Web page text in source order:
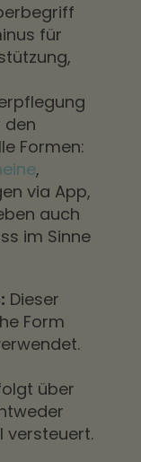
für
den
Formen:
,
via App,
auch
im Sinne
Dieser
Form
über
versteuert.